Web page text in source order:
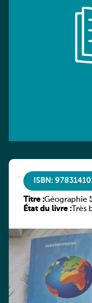
ISBN:
Titre :Géographie
Praxis
État du livre :Très